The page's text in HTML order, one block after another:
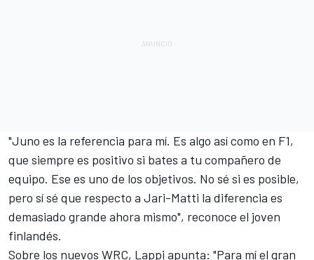
"Juno es la referencia para mí. Es algo así como en F1,
que siempre es positivo si bates a tu compañero de
equipo. Ese es uno de los objetivos. No sé si es posible,
pero sí sé que respecto a Jari-Matti la diferencia es
demasiado grande ahora mismo", reconoce el joven
finlandés.
Sobre los nuevos WRC, Lappi apunta: "Para mí el gran